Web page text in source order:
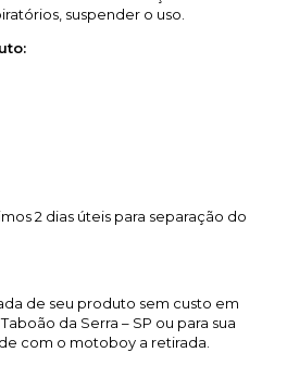
suspender o uso.
2 dias úteis para separação do
de seu produto sem custo em
da Serra – SP ou para sua
com o motoboy a retirada.